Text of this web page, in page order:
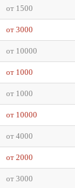
от 1500
от 3000
от 10000
от 1000
от 1000
от 10000
от 4000
от 2000
от 3000